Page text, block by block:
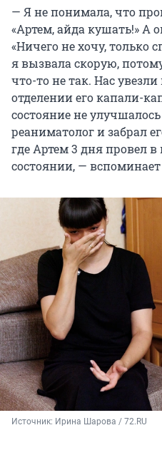
— Я не понимала, что
«Артем, айда кушать!» А
«Ничего не хочу, только
я вызвала скорую,
что-то не так. Нас
отделении его капали-
состояние не
реаниматолог и забрал
где Артем 3 дня провел
состоянии, —
Источник: Ирина Шарова / 72.RU